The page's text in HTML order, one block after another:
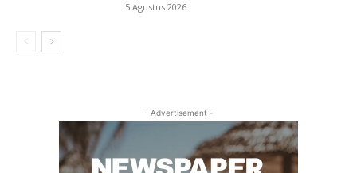
5 Agustus 2026
- Advertisement -